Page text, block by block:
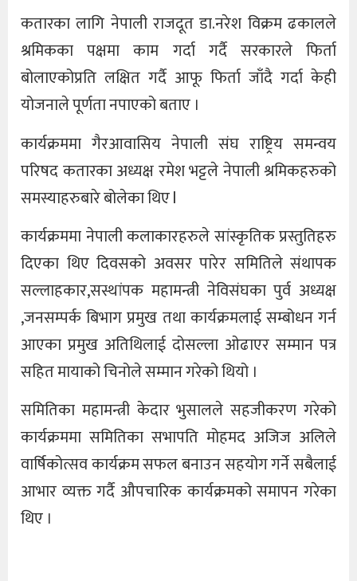
कतारका लागि नेपाली राजदूत डा.नरेश विक्रम ढकालले
श्रमिकका पक्षमा काम गर्दा गर्दै सरकारले फिर्ता
बोलाएकोप्रति लक्षित गर्दै आफू फिर्ता जाँदै गर्दा केही
योजनाले पूर्णता नपाएको बताए ।
कार्यक्रममा गैरआवासिय नेपाली संघ राष्ट्रिय समन्वय
परिषद कतारका अध्यक्ष रमेश भट्टले नेपाली श्रमिकहरुको
समस्याहरुबारे बोलेका थिए l
कार्यक्रममा नेपाली कलाकारहरुले सांस्कृतिक प्रस्तुतिहरु
दिएका थिए दिवसको अवसर पारेर समितिले संथापक
सल्लाहकार,सस्थांपक महामन्त्री नेविसंघका पुर्व अध्यक्ष
,जनसम्पर्क बिभाग प्रमुख तथा कार्यक्रमलाई सम्बोधन गर्न
आएका प्रमुख अतिथिलाई दोसल्ला ओढाएर सम्मान पत्र
सहित मायाको चिनोले सम्मान गरेको थियो ।
समितिका महामन्त्री केदार भुसालले सहजीकरण गरेको
कार्यक्रममा समितिका सभापति मोहमद अजिज अलिले
वार्षिकोत्सव कार्यक्रम सफल बनाउन सहयोग गर्ने सबैलाई
आभार व्यक्त गर्दै औपचारिक कार्यक्रमको समापन गरेका
थिए ।